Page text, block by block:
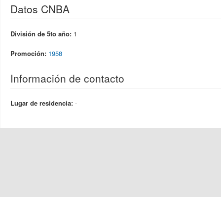
Datos CNBA
División de 5to año: 1
Promoción: 1958
Información de contacto
Lugar de residencia: -